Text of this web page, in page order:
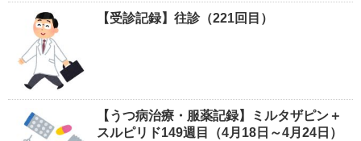
【受診記録】往診（221回目）
【うつ病治療・服薬記録】ミルタザピン＋
スルピリド149週目（4月18日～4月24日）